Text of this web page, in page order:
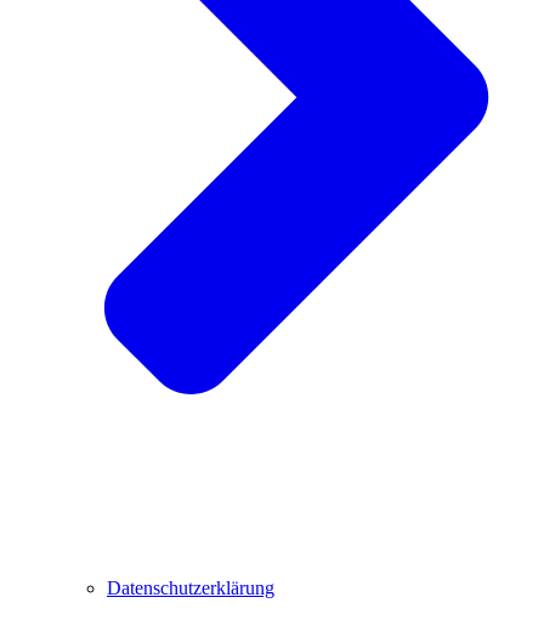
Datenschutzerklärung